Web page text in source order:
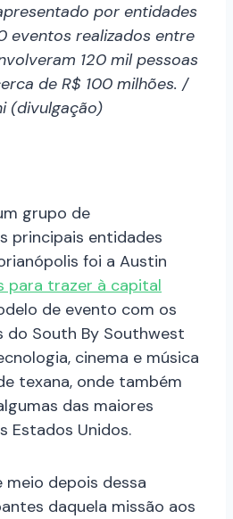
por entidades
eventos realizados entre
120 mil pessoas
de R$ 100 milhões. /
(divulgação)
grupo de
principais entidades
foi a Austin
para trazer à capital
de evento com os
South By Southwest
cinema e música
texana, onde também
das maiores
Estados Unidos.
meio depois dessa
daquela missão aos